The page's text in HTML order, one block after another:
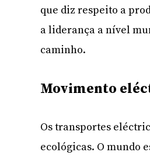
que diz respeito a
a liderança a nível
caminho.
Movimento
Os transportes
ecológicas. O mundo